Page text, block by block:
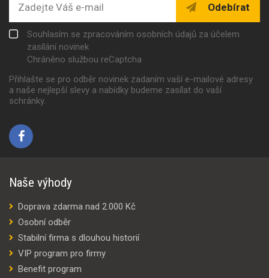
Odebírat
Souhlasím se zpracováním osobních údajů za účelem
zasílání novinek
Chráněno službou reCaptcha
Přihlašte se pro odběr novinek zadaním vaší e-mailové adresy
a naše nejlepší slevy a nabídky budeme zasílat do vaší
schránky.
Naše výhody
Doprava zdarma nad 2.000 Kč
Osobní odběr
Stabilní firma s dlouhou historií
VIP program pro firmy
Benefit program